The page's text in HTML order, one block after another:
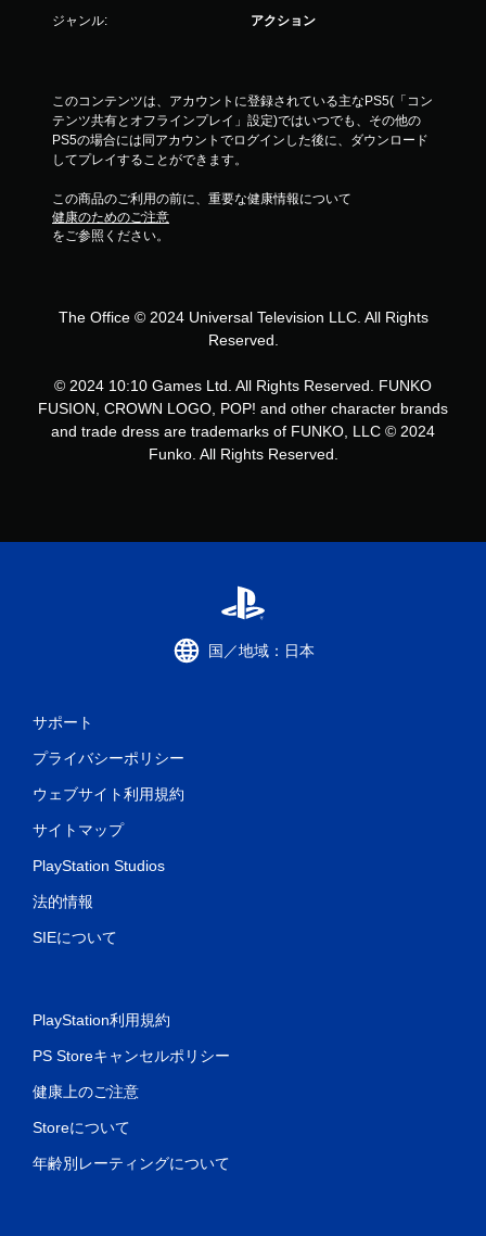
ジャンル: アクション
このコンテンツは、アカウントに登録されている主なPS5(「コン
テンツ共有とオフラインプレイ」設定)ではいつでも、その他の
PS5の場合には同アカウントでログインした後に、ダウンロード
してプレイすることができます。
この商品のご利用の前に、重要な健康情報について
健康のためのご注意
をご参照ください。
The Office © 2024 Universal Television LLC. All Rights
Reserved.
© 2024 10:10 Games Ltd. All Rights Reserved. FUNKO
FUSION, CROWN LOGO, POP! and other character brands
and trade dress are trademarks of FUNKO, LLC © 2024
Funko. All Rights Reserved.
国／地域：日本
サポート
プライバシーポリシー
ウェブサイト利用規約
サイトマップ
PlayStation Studios
法的情報
SIEについて
PlayStation利用規約
PS Storeキャンセルポリシー
健康上のご注意
Storeについて
年齢別レーティングについて